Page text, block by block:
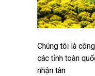
Chúng tôi là
các tỉnh toàn
nhận tân